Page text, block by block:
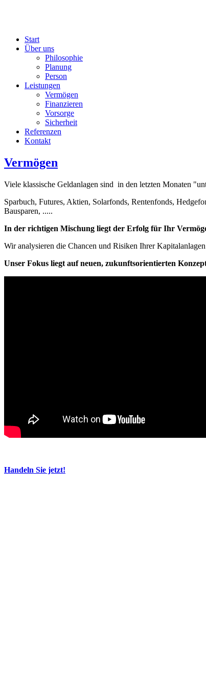
Start
Über uns
Philosophie
Planung
Person
Leistungen
Vermögen
Finanzieren
Vorsorge
Sicherheit
Referenzen
Kontakt
Vermögen
Viele klassische Geldanlagen sind in den letzten Monaten
Sparbuch, Futures, Aktien, Solarfonds, Rentenfonds,
Bausparen, .....
In der richtigen Mischung liegt der Erfolg für Ihr
Wir analysieren die Chancen und Risiken Ihrer
Unser Fokus liegt auf neuen, zukunftsorientierten
Handeln Sie jetzt!